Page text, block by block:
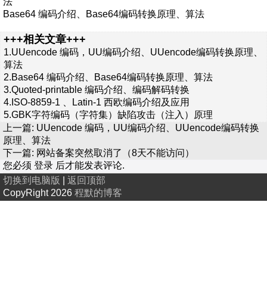
Base64 编码介绍、Base64编码转换原理、算法
+++相关文章+++
1.UUencode 编码，UU编码介绍、UUencode编码转换原理、
算法
2.Base64 编码介绍、Base64编码转换原理、算法
3.Quoted-printable 编码介绍、编码解码转换
4. ISO-8859-1 、Latin-1 西欧编码介绍及应用
5.GBK字符编码（字符集）缺陷攻击（注入）原理
上一篇: UUencode 编码，UU编码介绍、UUencode编码转换
原理、算法
下一篇: 网站备案突然取消了（8天不能访问）
您必须 登录 后才能发表评论.
切换到电脑版
返回顶部
CopyRight 2026 程默的博客